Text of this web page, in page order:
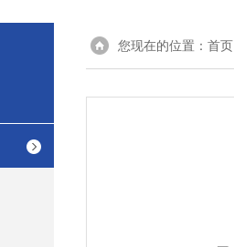
您现在的位置： 首页